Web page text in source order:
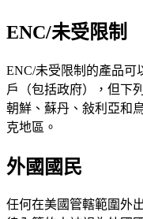
ENC/未受限制
ENC/未受限制的產品可
戶（包括政府），但下
朝鮮、蘇丹、敍利亞和
克地區。
外國國民
任何在美國管轄範圍外